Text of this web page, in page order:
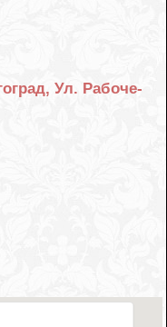
Ул. Рабоче-